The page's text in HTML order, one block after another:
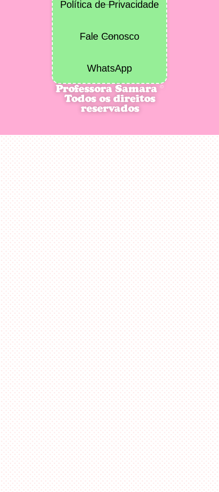
Política de Privacidade
Fale Conosco
WhatsApp
Professora Samara ©
Todos os direitos
reservados